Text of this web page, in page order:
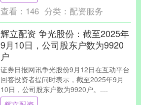
查看： 146 分类： 配资服务
辉立配资 争光股份：截至2025年
9月10日，公司股东户数为9920
户
证券日报网讯争光股份9月12日在互动平台
回答投资者提问时表示，截至2025年9月
10日，公司股东户数为9920户。....